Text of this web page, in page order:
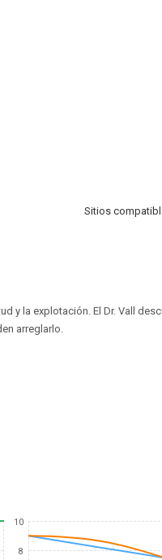
Sitios
y la explotación. El Dr. Vall
arreglarlo.
10
8